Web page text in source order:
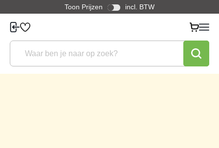
Toon Prijzen incl. BTW